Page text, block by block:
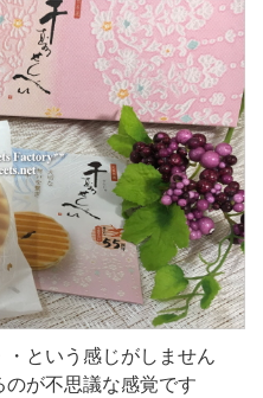
という感じがしません
が不思議な感覚です